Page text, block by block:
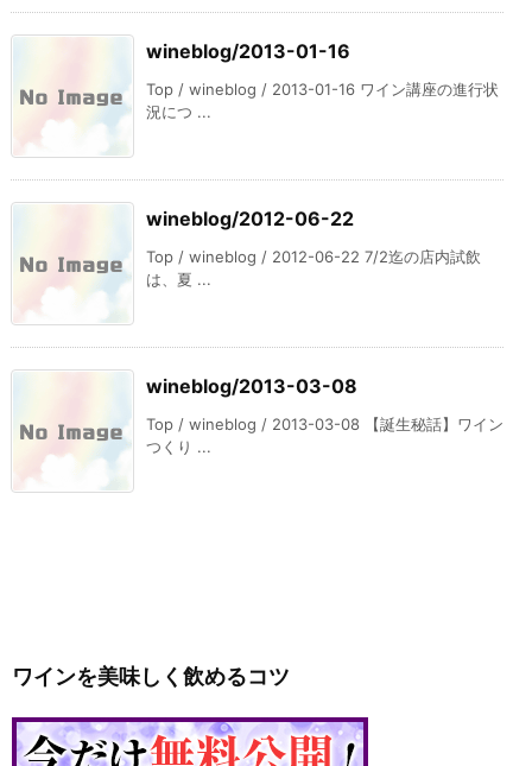
wineblog/2013-01-16
Top / wineblog / 2013-01-16 ワイン講座の進行状
況につ ...
wineblog/2012-06-22
Top / wineblog / 2012-06-22 7/2迄の店内試飲
は、夏 ...
wineblog/2013-03-08
Top / wineblog / 2013-03-08 【誕生秘話】ワイン
つくり ...
ワインを美味しく飲めるコツ